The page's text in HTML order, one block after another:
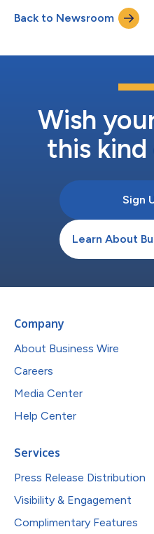
出しました。ヤス・マリーナ
し、モータースポーツやテクノ
られないAIレースの観戦を心
ルでは、6台の完全自律走行レ
出されたTUM、Unimore、
Constructorの6チームです。
マルチ・カーレースを行います
Back to Newsroom
Wish
this
Sign
Learn About
Company
About Business Wire
Careers
Media Center
Help Center
Services
Press Release Distribution
Visibility & Engagement
Complimentary Features